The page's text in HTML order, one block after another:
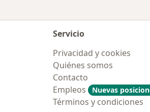
Servicio
Privacidad y cookies
Quiénes somos
Contacto
Empleos
Nuevas
Términos y condiciones